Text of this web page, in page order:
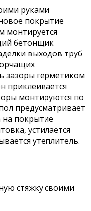
руками
покрытие
монтируется
бетонщик
выходов труб
зазоры герметиком
приклеивается
монтируются по
предусматривает
на покрытие
устилается
утеплитель.